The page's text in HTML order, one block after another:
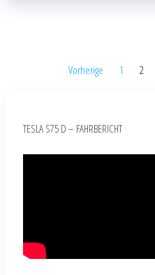
Vorherige 1 2
TESLA S75 D – FAHRBERICHT